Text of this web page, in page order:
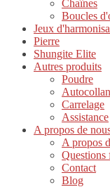
Chaînes
Boucles
Jeux
Pierre
Shungite Elite
Autres produits
Poudre
Carrelage
Assistance
A propos de
A propos
Questions
Contact
Blog